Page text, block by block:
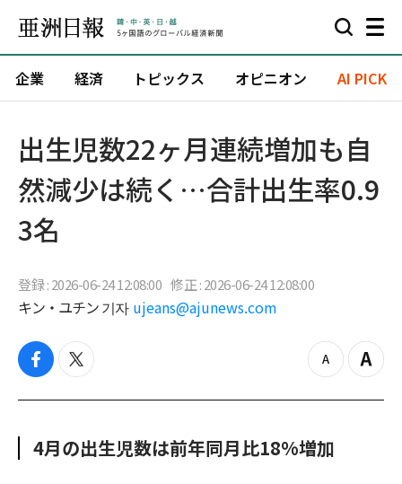
企業 経済 トピックス オピニオン AI PICK
出生児数22ヶ月連続増加も自
然減少は続く…合計出生率0.9
3名
登録 : 2026-06-24 12:08:00 修正 : 2026-06-24 12:08:00
キン・ユチン 기자 ujeans@ajunews.com
f
c
o
t
i
e
z
o
u
Z
o
4月の出生児数は前年同月比18%増加